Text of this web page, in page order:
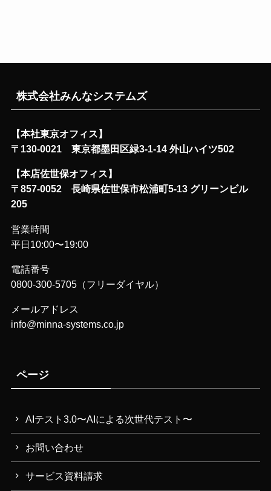
株式会社みんなシステムズ
【本社東京オフィス】
〒130-0021 東京都墨田区緑3-1-14 外山ハイツ502
【本店佐世保オフィス】
〒857-0052 長崎県佐世保市松浦町5-13 グリーンビル
205
営業時間
平日10:00〜19:00
電話番号
0800-300-5705（フリーダイヤル）
メールアドレス
info@minna-systems.co.jp
ページ
AIテスト3.0〜AIによる次世代テスト〜
お問い合わせ
サービス資料請求